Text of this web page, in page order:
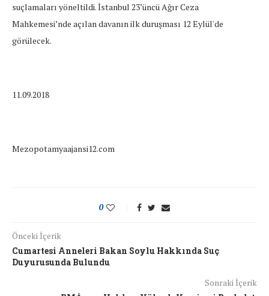
suçlamaları yöneltildi. İstanbul 23’üncü Ağır Ceza
Mahkemesi’nde açılan davanın ilk duruşması 12 Eylül'de
görülecek.
11.09.2018
Mezopotamyaajansi12.com
0
Önceki İçerik
Cumartesi Anneleri Bakan Soylu Hakkında Suç
Duyurusunda Bulundu
Sonraki İçerik